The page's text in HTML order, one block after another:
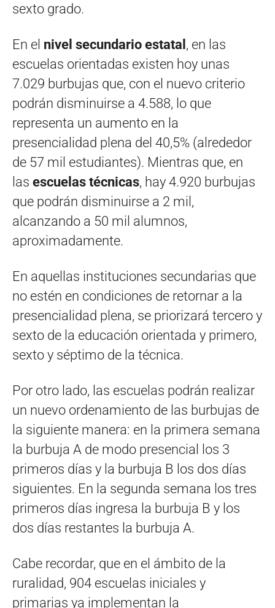
sexto grado.
En el nivel secundario estatal , en las
escuelas orientadas existen hoy unas
7.029 burbujas que, con el nuevo criterio
podrán disminuirse a 4.588, lo que
representa un aumento en la
presencialidad plena del 40,5% (alrededor
de 57 mil estudiantes). Mientras que, en
las escuelas técnicas, hay 4.920 burbujas
que podrán disminuirse a 2 mil,
alcanzando a 50 mil alumnos,
aproximadamente.
En aquellas instituciones secundarias que
no estén en condiciones de retornar a la
presencialidad plena, se priorizará tercero y
sexto de la educación orientada y primero,
sexto y séptimo de la técnica.
Por otro lado, las escuelas podrán realizar
un nuevo ordenamiento de las burbujas de
la siguiente manera: en la primera semana
la burbuja A de modo presencial los 3
primeros días y la burbuja B los dos días
siguientes. En la segunda semana los tres
primeros días ingresa la burbuja B y los
dos días restantes la burbuja A.
Cabe recordar, que en el ámbito de la
ruralidad, 904 escuelas iniciales y
primarias ya implementan la